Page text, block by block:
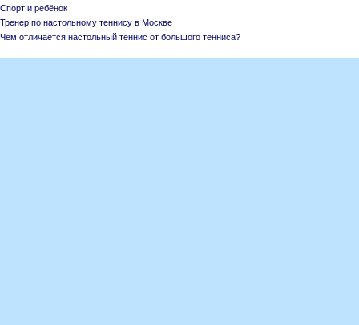
Спорт и ребёнок
Тренер по настольному теннису в Москве
Чем отличается настольный теннис от большого тенниса?